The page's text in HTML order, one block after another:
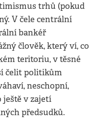
trhů (pokud
V čele centrální
bankéř
člověk, který ví, co
teritoriu, v těsné
čelit politikům
neschopní,
ještě v zajetí
předsudků.